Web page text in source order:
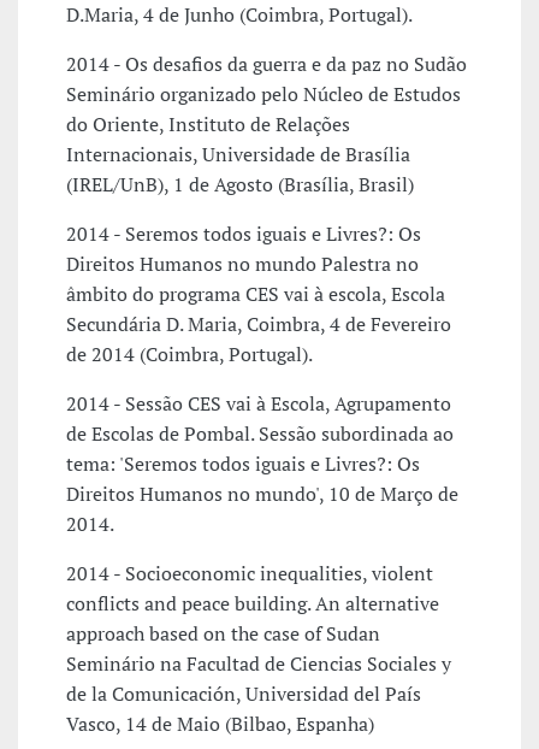
D.Maria, 4 de Junho (Coimbra, Portugal).
2014 - Os desafios da guerra e da paz no Sudão
Seminário organizado pelo Núcleo de Estudos
do Oriente, Instituto de Relações
Internacionais, Universidade de Brasília
(IREL/UnB), 1 de Agosto (Brasília, Brasil)
2014 - Seremos todos iguais e Livres?: Os
Direitos Humanos no mundo Palestra no
âmbito do programa CES vai à escola, Escola
Secundária D. Maria, Coimbra, 4 de Fevereiro
de 2014 (Coimbra, Portugal).
2014 - Sessão CES vai à Escola, Agrupamento
de Escolas de Pombal. Sessão subordinada ao
tema: 'Seremos todos iguais e Livres?: Os
Direitos Humanos no mundo', 10 de Março de
2014.
2014 - Socioeconomic inequalities, violent
conflicts and peace building. An alternative
approach based on the case of Sudan
Seminário na Facultad de Ciencias Sociales y
de la Comunicación, Universidad del País
Vasco, 14 de Maio (Bilbao, Espanha)